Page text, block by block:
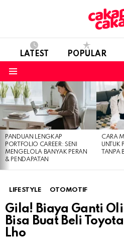
LATEST POPULAR
LATEST
STORIES
PANDUAN LENGKAP
PORTFOLIO CAREER: SENI
MENGELOLA BANYAK PERAN
& PENDAPATAN
CARA
UNTUK
TANPA
LIFESTYLE OTOMOTIF
Gila! Biaya Ganti
Bisa Buat Beli
Lho